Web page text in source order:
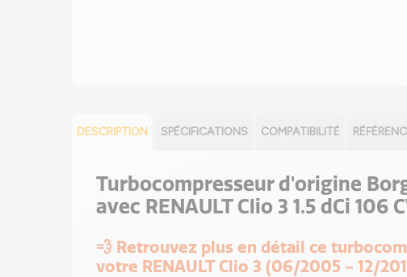
DESCRIPTION SPÉCIFICATIONS COMPATIBILITÉ
Turbocompresseur d'origine
avec RENAULT Clio 3 1.5 dCi 106
💨 Retrouvez plus en détail ce
votre RENAULT Clio 3 (06/2005 - 12/